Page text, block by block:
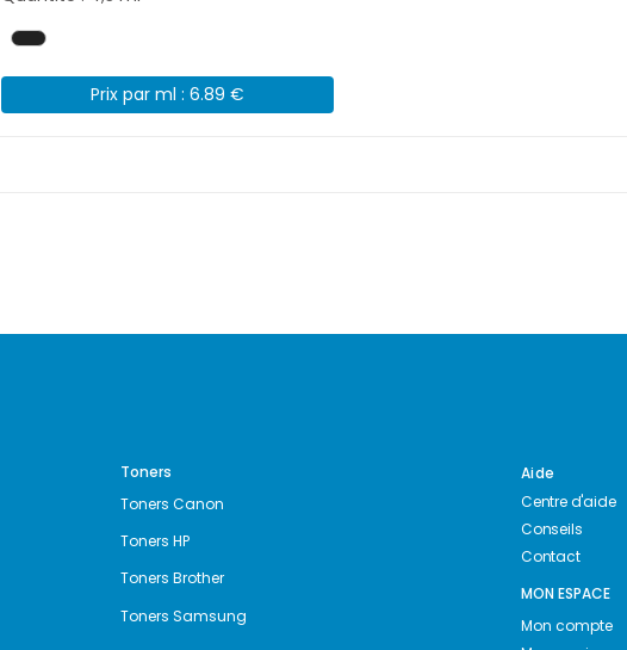
Prix par ml : 6.89 €
Toners
Toners Canon
Toners HP
Toners Brother
Toners Samsung
Aide
Centre d'aide
Conseils
Contact
MON ESPACE
Mon compte